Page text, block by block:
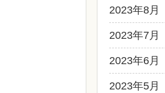
2023年8月
2023年7月
2023年6月
2023年5月